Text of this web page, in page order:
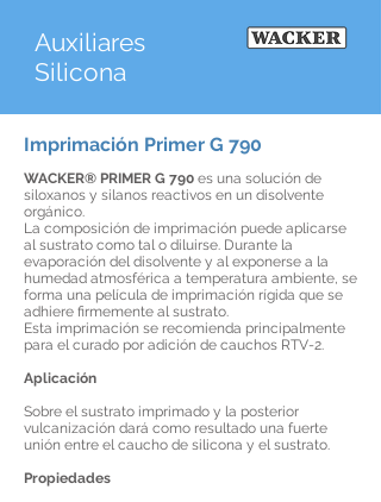
Auxiliares
Silicona
Imprimación Primer G 790
WACKER® PRIMER G 790 es una solución de
siloxanos y silanos reactivos en un disolvente
orgánico.
La composición de imprimación puede aplicarse
al sustrato como tal o diluirse. Durante la
evaporación del disolvente y al exponerse a la
humedad atmosférica a temperatura ambiente, se
forma una película de imprimación rígida que se
adhiere firmemente al sustrato.
Esta imprimación se recomienda principalmente
para el curado por adición de cauchos RTV-2.
Aplicación
Sobre el sustrato imprimado y la posterior
vulcanización dará como resultado una fuerte
unión entre el caucho de silicona y el sustrato.
Propiedades